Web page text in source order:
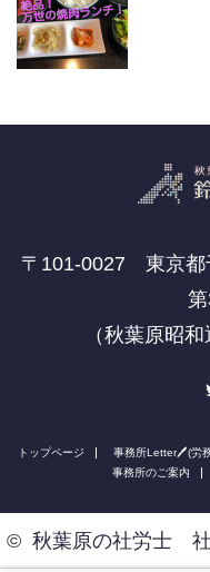
〒101-0027 東京
（秋葉原昭
トップページ 事務所Letter🖊(労
事務所のご案内
© 秋葉原の社労士